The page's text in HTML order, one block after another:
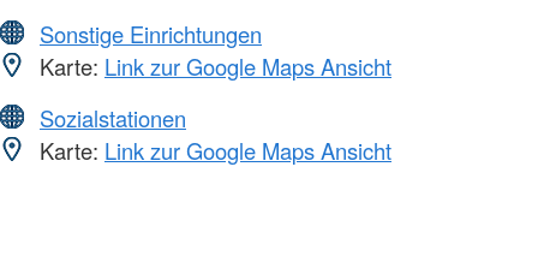
Sonstige Einrichtungen
Karte: Link zur Google Maps Ansicht
Sozialstationen
Karte: Link zur Google Maps Ansicht